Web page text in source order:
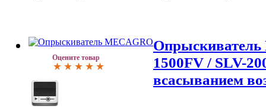
Оцените товар
1500FV / SLV-
всасыванием